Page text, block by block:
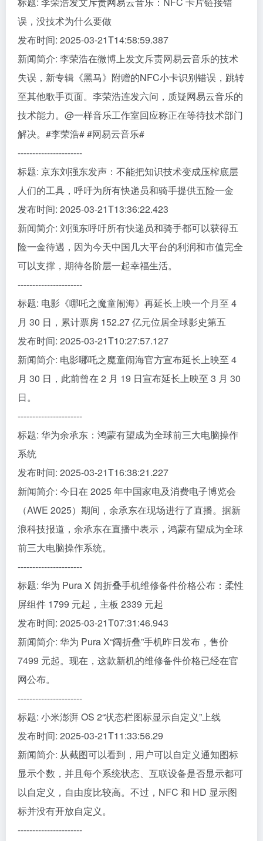
误，没技术为什么要做
发布时间: 2025-03-21T14:58:59.387
新闻简介: 李荣浩在微博上发文斥责网易云音乐的技术
失误，新专辑《黑马》附赠的NFC小卡识别错误，跳转
至其他歌手页面。李荣浩连发六问，质疑网易云音乐的
技术能力。@一样音乐工作室回应称正在等待技术部门
解决。#李荣浩# #网易云音乐#
----------------------
标题: 京东刘强东发声：不能把知识技术变成压榨底层
人们的工具，呼吁为所有快递员和骑手提供五险一金
发布时间: 2025-03-21T13:36:22.423
新闻简介: 刘强东呼吁所有快递员和骑手都可以获得五
险一金待遇，因为今天中国几大平台的利润和市值完全
可以支撑，期待各阶层一起幸福生活。
----------------------
标题: 电影《哪吒之魔童闹海》再延长上映一个月至 4
月 30 日，累计票房 152.27 亿元位居全球影史第五
发布时间: 2025-03-21T10:27:57.127
新闻简介: 电影哪吒之魔童闹海官方宣布延长上映至 4
月 30 日，此前曾在 2 月 19 日宣布延长上映至 3 月 30
日。
----------------------
标题: 华为余承东：鸿蒙有望成为全球前三大电脑操作
系统
发布时间: 2025-03-21T16:38:21.227
新闻简介: 今日在 2025 年中国家电及消费电子博览会
（AWE 2025）期间，余承东在现场进行了直播。据新
浪科技报道，余承东在直播中表示，鸿蒙有望成为全球
前三大电脑操作系统。
----------------------
标题: 华为 Pura X 阔折叠手机维修备件价格公布：柔性
屏组件 1799 元起，主板 2339 元起
发布时间: 2025-03-21T07:31:46.943
新闻简介: 华为 Pura X“阔折叠”手机昨日发布，售价
7499 元起。现在，这款新机的维修备件价格已经在官
网公布。
----------------------
标题: 小米澎湃 OS 2“状态栏图标显示自定义”上线
发布时间: 2025-03-21T11:33:56.29
新闻简介: 从截图可以看到，用户可以自定义通知图标
显示个数，并且每个系统状态、互联设备是否显示都可
以自定义，自由度比较高。不过，NFC 和 HD 显示图
标并没有开放自定义。
----------------------